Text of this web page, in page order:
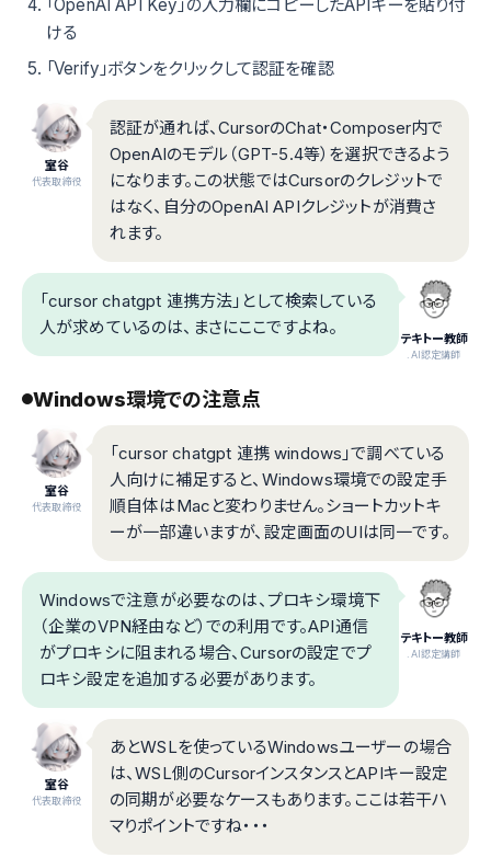
「OpenAI API Key」の入力欄にコピーしたAPIキーを貼り付
ける
「Verify」ボタンをクリックして認証を確認
室谷
代表取締役
認証が通れば、CursorのChat・Composer内で
OpenAIのモデル（GPT-5.4等）を選択できるよう
になります。この状態ではCursorのクレジットで
はなく、自分のOpenAI APIクレジットが消費さ
れます。
テキトー教師
.AI認定講師
「cursor chatgpt 連携方法」として検索している
人が求めているのは、まさにここですよね。
Windows環境での注意点
室谷
代表取締役
「cursor chatgpt 連携 windows」で調べている
人向けに補足すると、Windows環境での設定手
順自体はMacと変わりません。ショートカットキ
ーが一部違いますが、設定画面のUIは同一です。
テキトー教師
.AI認定講師
Windowsで注意が必要なのは、プロキシ環境下
（企業のVPN経由など）での利用です。API通信
がプロキシに阻まれる場合、Cursorの設定でプ
ロキシ設定を追加する必要があります。
室谷
代表取締役
あとWSLを使っているWindowsユーザーの場合
は、WSL側のCursorインスタンスとAPIキー設定
の同期が必要なケースもあります。ここは若干ハ
マりポイントですね・・・